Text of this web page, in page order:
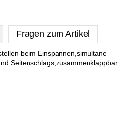
Fragen zum Artikel
beim Einspannen,simultane
Seitenschlags,zusammenklappbar.